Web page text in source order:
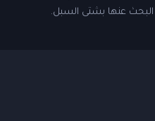
البحث عنها بشتى السبل.